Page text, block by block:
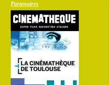
Partenaires